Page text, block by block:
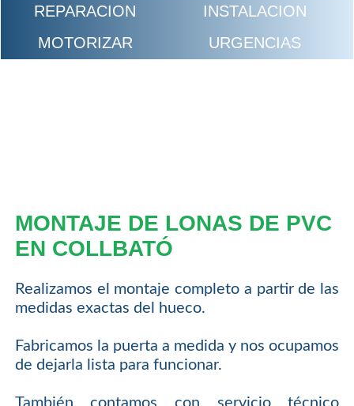
REPARACION
INSTALACION
MOTORIZAR
URGENCIAS
MONTAJE DE LONAS DE PVC
EN COLLBATÓ
Realizamos el montaje completo a partir de las
medidas exactas del hueco.
Fabricamos la puerta a medida y nos ocupamos
de dejarla lista para funcionar.